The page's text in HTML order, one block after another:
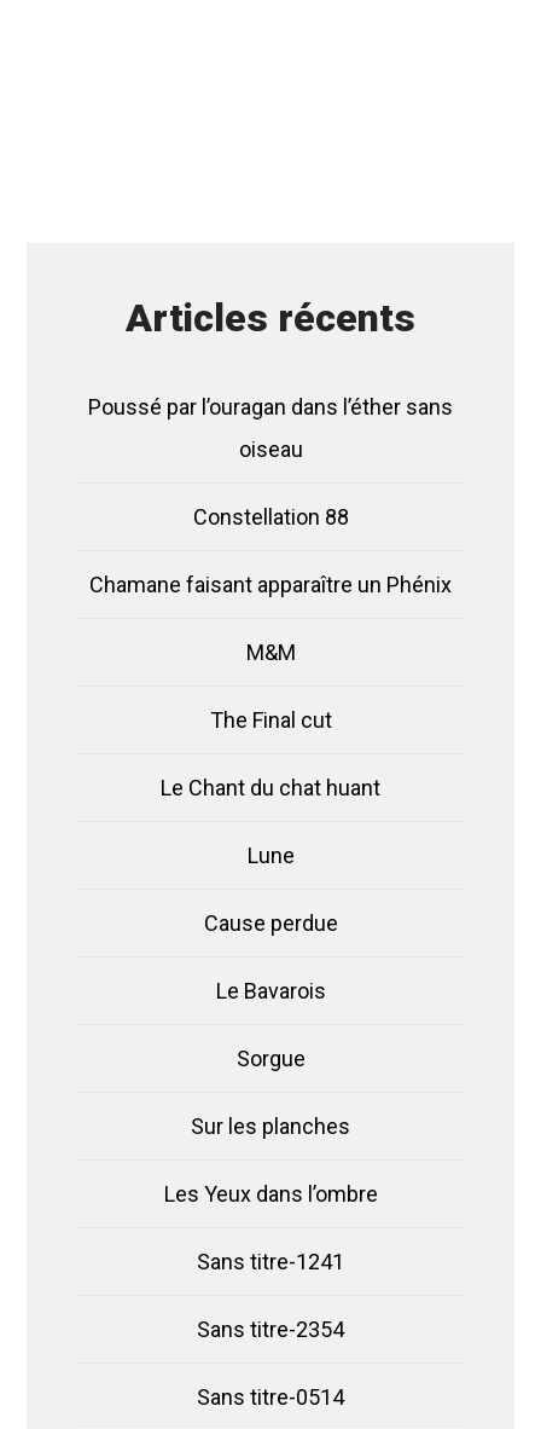
Articles récents
Poussé par l’ouragan dans l’éther sans
oiseau
Constellation 88
Chamane faisant apparaître un Phénix
M&M
The Final cut
Le Chant du chat huant
Lune
Cause perdue
Le Bavarois
Sorgue
Sur les planches
Les Yeux dans l’ombre
Sans titre-1241
Sans titre-2354
Sans titre-0514